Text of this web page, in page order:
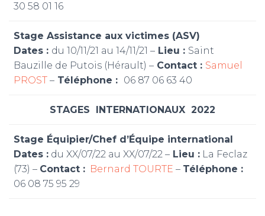
30 58 01 16
Stage Assistance aux victimes (ASV)
Dates : du 10/11/21 au 14/11/21 – Lieu : Saint
Bauzille de Putois (Hérault) – Contact : Samuel
PROST – Téléphone : 06 87 06 63 40
STAGES INTERNATIONAUX 2022
Stage Équipier/Chef d’Équipe international
Dates : du XX/07/22 au XX/07/22 – Lieu : La Feclaz
(73) – Contact : Bernard TOURTE – Téléphone :
06 08 75 95 29